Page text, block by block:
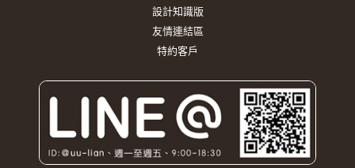
設計知識版
友情連結區
特約客戶